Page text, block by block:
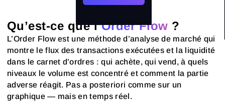
Qu’est-ce que l’Order Flow ?
L’Order Flow est une méthode d’analyse de marché qui
montre le flux des transactions exécutées et la liquidité
dans le carnet d’ordres : qui achète, qui vend, à quels
niveaux le volume est concentré et comment la partie
adverse réagit. Pas a posteriori comme sur un
graphique — mais en temps réel.